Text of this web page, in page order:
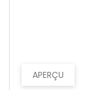
APERÇU